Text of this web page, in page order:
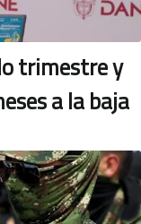
trimestre y
a la baja